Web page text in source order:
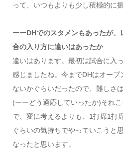
って、いつもよりも少し積極的に
ーーDHでのスタメンもあったが
合の入り方に違いはあったか
違いはあります。最初は試合に入
感じましたね。今までDHはオー
ないかぐらいだったので、難しさ
(ーーどう適応していったか)それ
で、変に考えるよりも、1打席1打
ぐらいの気持ちでやっていこうと
なったと思います。